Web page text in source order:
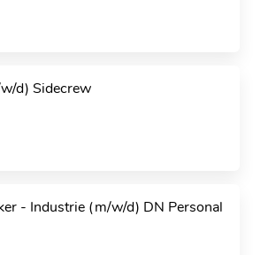
d) Sidecrew
- Industrie (m/w/d) DN Personal